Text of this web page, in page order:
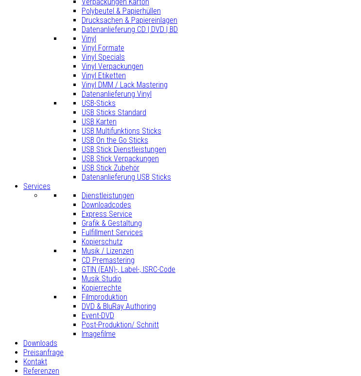
Polybeutel & Papierhüllen
Drucksachen & Papiereinlagen
Datenanlieferung CD | DVD | BD
Vinyl
Vinyl Formate
Vinyl Specials
Vinyl Verpackungen
Vinyl Etiketten
Vinyl DMM / Lack Mastering
Datenanlieferung Vinyl
USB-Sticks
USB Sticks Standard
USB Karten
USB Multifunktions Sticks
USB On the Go Sticks
USB Stick Dienstleistungen
USB Stick Verpackungen
USB Stick Zubehör
Datenanlieferung USB Sticks
Services
Dienstleistungen
Downloadcodes
Express Service
Grafik & Gestaltung
Fulfillment Services
Kopierschutz
Musik / Lizenzen
CD Premastering
GTIN (EAN)-, Label-, ISRC-Code
Musik Studio
Kopierrechte
Filmproduktion
DVD & BluRay Authoring
Event-DVD
Post-Produktion/ Schnitt
Imagefilme
Downloads
Preisanfrage
Kontakt
Referenzen